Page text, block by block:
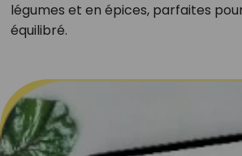
légumes et en épices, parfaites
équilibré.